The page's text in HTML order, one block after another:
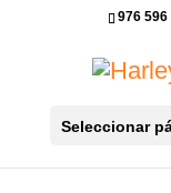
976 596
Seleccionar